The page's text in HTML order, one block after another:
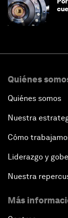
Quiénes
Quiénes somos
Nuestra
Cómo
Liderazgo y
Nuestra
Más